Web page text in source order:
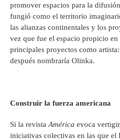
promover espacios para la
fungió como el territorio
las alianzas continentales y los
vez que fue el espacio propicio
principales proyectos como
después nombraría Olinka.
Construir la fuerza americana
Si la revista América evoca
iniciativas colectivas en las que el